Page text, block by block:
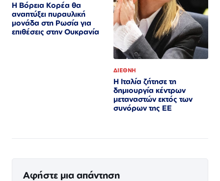
Η Βόρεια Κορέα θα
αναπτύξει πυραυλική
μονάδα στη Ρωσία για
επιθέσεις στην Ουκρανία
ΔΙΕΘΝΗ
Η Ιταλία ζήτησε τη
δημιουργία κέντρων
μεταναστών εκτός των
συνόρων της ΕΕ
Αφήστε μια απάντηση